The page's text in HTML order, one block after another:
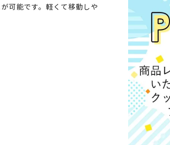
可能です。軽くて移動しや